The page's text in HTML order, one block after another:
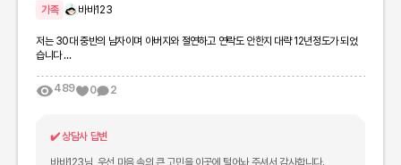
가족 바바123
저는 30대 중반의 남자이며 아버지와 절연하고 연락도 안한지 대략 12년정도가 되었
습니다 ...
489 0 2
✔️상담사 답변
바바123님, 우선 마음 속의 큰 고민을 이곳에 털어놔 주셔서 감사합니다.